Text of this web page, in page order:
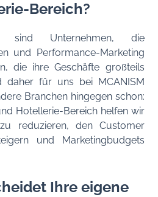
Bereich?
sind Unternehmen, die
und Performance-Marketing
die ihre Geschäfte großteils
daher für uns bei MCANISM
Branchen hingegen schon:
Hotellerie-Bereich helfen wir
reduzieren, den Customer
und Marketingbudgets
Ihre eigene